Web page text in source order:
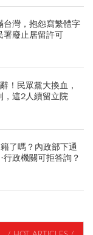
台灣，抱怨寫繁體字
署廢止居留許可
！民眾黨大換血，
，這2人續留立院
了嗎？內政部下通
政機關可拒答詢？